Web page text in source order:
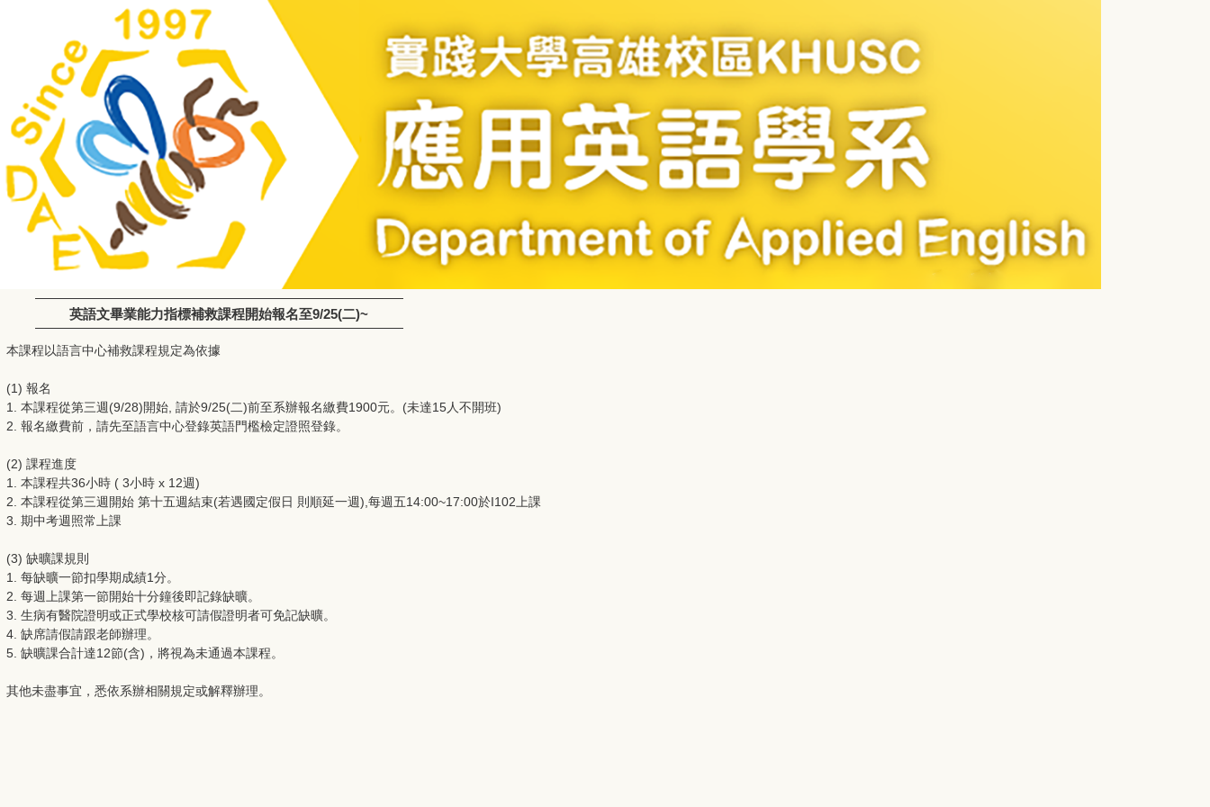
英語文畢業能力指標補救課程開始報名至9/25(二)~
本課程以語言中心補救課程規定為依據
(1) 報名
1. 本課程從第三週(9/28)開始, 請於9/25(二)前至系辦報名繳費1900元。(未達15人不開班)
2. 報名繳費前，請先至語言中心登錄英語門檻檢定證照登錄。
(2) 課程進度
1. 本課程共36小時 ( 3小時 x 12週)
2. 本課程從第三週開始 第十五週結束(若遇國定假日 則順延一週),每週五14:00~17:00於I102上課
3. 期中考週照常上課
(3) 缺曠課規則
1. 每缺曠一節扣學期成績1分。
2. 每週上課第一節開始十分鐘後即記錄缺曠。
3. 生病有醫院證明或正式學校核可請假證明者可免記缺曠。
4. 缺席請假請跟老師辦理。
5. 缺曠課合計達12節(含)，將視為未通過本課程。
其他未盡事宜，悉依系辦相關規定或解釋辦理。